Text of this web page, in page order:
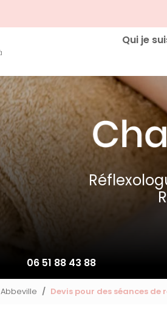
Navigation principale
Qui je
06 51 88 43 88
Abbeville Devis pour des séances